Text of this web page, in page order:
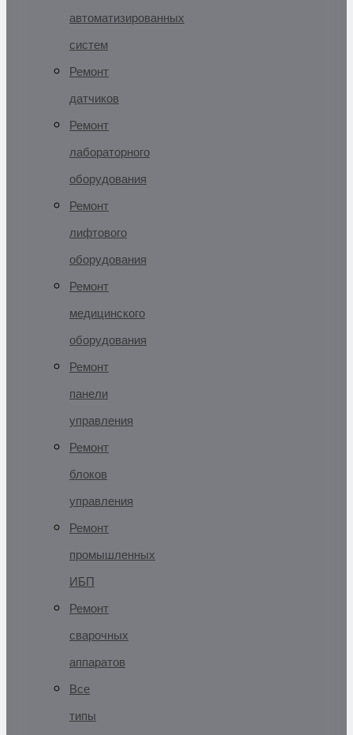
автоматизированных
систем
Ремонт
датчиков
Ремонт
лабораторного
оборудования
Ремонт
лифтового
оборудования
Ремонт
медицинского
оборудования
Ремонт
панели
управления
Ремонт
блоков
управления
Ремонт
промышленных
ИБП
Ремонт
сварочных
аппаратов
Все
типы